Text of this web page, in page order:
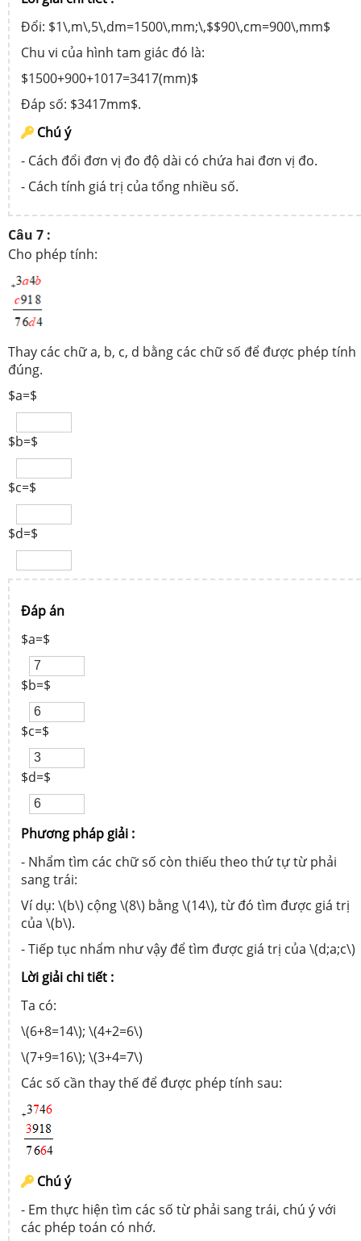
Đổi: $1\,m\,5\,dm=1500\,mm;\,$$90\,cm=900\,mm$
Chu vi của hình tam giác đó là:
$1500+900+1017=3417(mm)$
Đáp số: $3417mm$.
Chú ý
- Cách đổi đơn vị đo độ dài có chứa hai đơn vị đo.
- Cách tính giá trị của tổng nhiều số.
Câu 7 :
Cho phép tính:
Thay các chữ a, b, c, d bằng các chữ số để được phép tính
đúng.
$a=$
$b=$
$c=$
$d=$
Đáp án
$a=$
$b=$
$c=$
$d=$
Phương pháp giải :
- Nhẩm tìm các chữ số còn thiếu theo thứ tự từ phải
sang trái:
Ví dụ: \(b\) cộng \(8\) bằng \(14\), từ đó tìm được giá trị
của \(b\).
- Tiếp tục nhẩm như vậy để tìm được giá trị của \(d;a;c\)
Lời giải chi tiết :
Ta có:
\(6+8=14\); \(4+2=6\)
\(7+9=16\); \(3+4=7\)
Các số cần thay thế để được phép tính sau:
Chú ý
- Em thực hiện tìm các số từ phải sang trái, chú ý với
các phép toán có nhớ.